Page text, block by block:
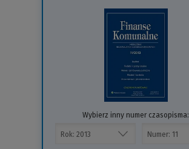
Wybierz inny numer czasopisma: